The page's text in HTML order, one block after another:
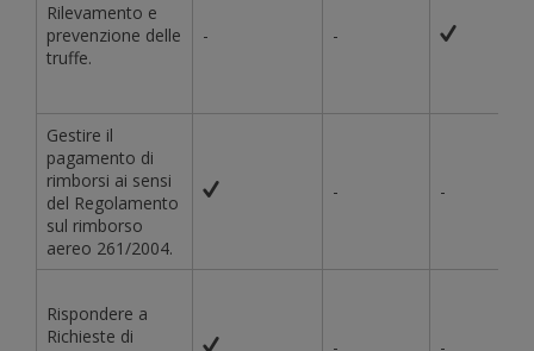
Rilevamento e
prevenzione delle
truffe.
- -
Gestire il
pagamento di
rimborsi ai sensi
del Regolamento
sul rimborso
aereo 261/2004.
- -
Rispondere a
Richieste di